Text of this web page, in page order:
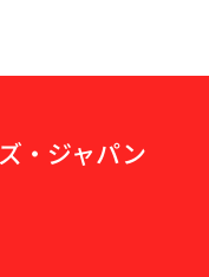
・ジャパン